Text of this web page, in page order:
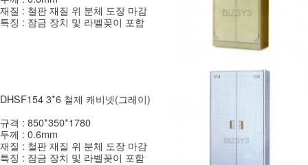
재질 : 철판 재질 위 분체 도장 마감
특징 : 잠금 장치 및 라벨꽂이 포함
DHSF154 3*6 철제 캐비넷(그레이)
규격 : 850*350*1780
두께 : 0.6mm
재질 : 철판 재질 위 분체 도장 마감
특징 : 잠금 장치 및 라벨꽂이 포함